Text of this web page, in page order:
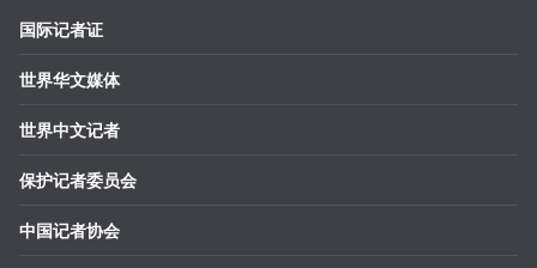
国际记者证
世界华文媒体
世界中文记者
保护记者委员会
中国记者协会